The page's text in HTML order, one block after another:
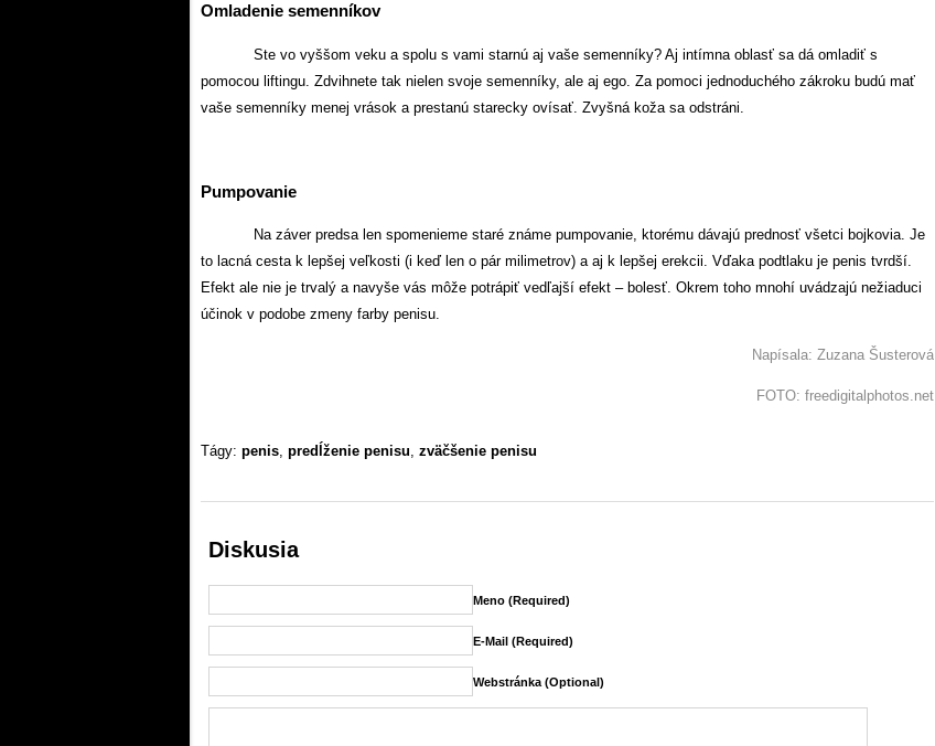
Omladenie semenníkov
Ste vo vyššom veku a spolu s vami starnú aj vaše semenníky? Aj intímna oblasť sa dá omladiť s
pomocou liftingu. Zdvihnete tak nielen svoje semenníky, ale aj ego. Za pomoci jednoduchého zákroku budú mať
vaše semenníky menej vrások a prestanú starecky ovísať. Zvyšná koža sa odstráni.
Pumpovanie
Na záver predsa len spomenieme staré známe pumpovanie, ktorému dávajú prednosť všetci bojkovia. Je
to lacná cesta k lepšej veľkosti (i keď len o pár milimetrov) a aj k lepšej erekcii. Vďaka podtlaku je penis tvrdší.
Efekt ale nie je trvalý a navyše vás môže potrápiť vedľajší efekt – bolesť. Okrem toho mnohí uvádzajú nežiaduci
účinok v podobe zmeny farby penisu.
Napísala: Zuzana Šusterová
FOTO: freedigitalphotos.net
Tágy: penis, predĺženie penisu, zväčšenie penisu
Diskusia
Meno (required)
E-Mail (required)
Webstránka (Optional)